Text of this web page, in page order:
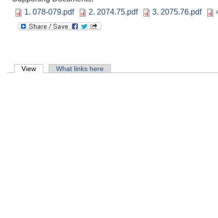
मिति:07/20/2026
1. 078-079.pdf
2. 2074.75.pdf 3. 2075.76.pdf
Primary tabs
View (active tab)What links here